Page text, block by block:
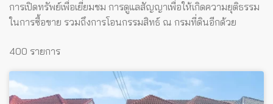
การเปิดทรัพย์เพื่อเยี่ยมชม การดูแลสัญญาเพื่อให้เกิดความยุติธรรม
ในการซื้อขาย รวมถึงการโอนกรรมสิทธ์ ณ กรมที่ดินอีกด้วย
400 รายการ